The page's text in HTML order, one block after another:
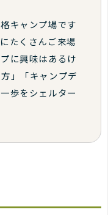
キャンプ場です
たくさんご来場
に興味はあるけ
」「キャンプデ
歩をシェルター